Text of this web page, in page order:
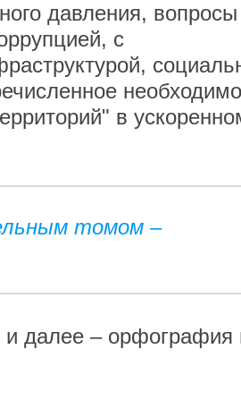
давления, вопросы
с
необходимо
в
томом –
и далее – орфография